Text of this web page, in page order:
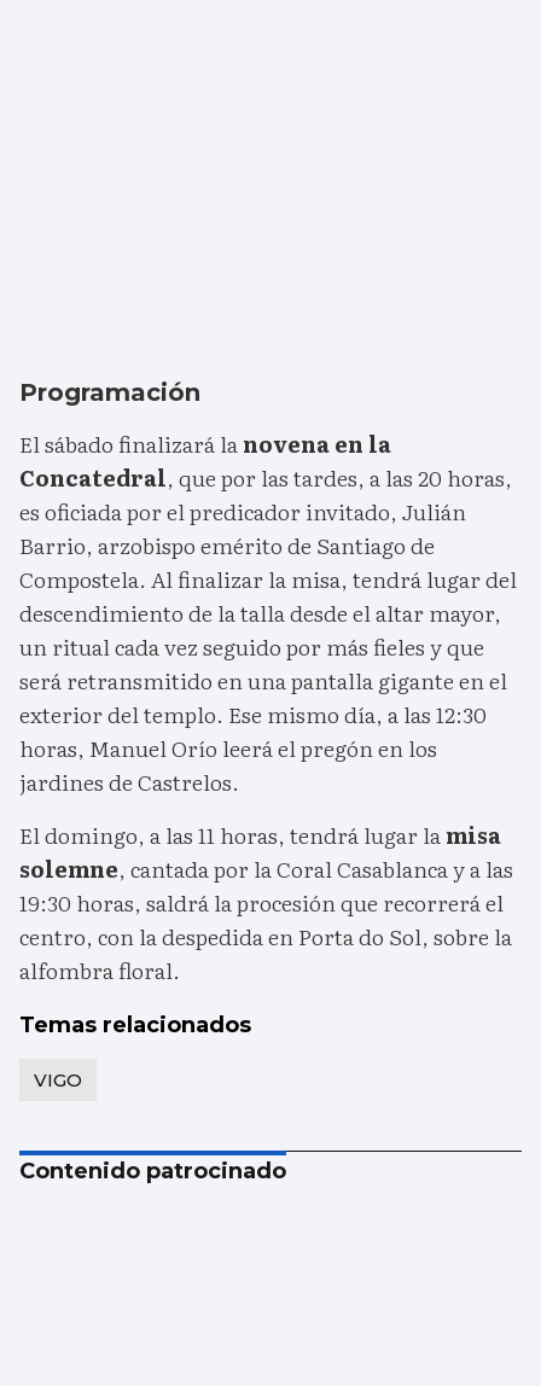
Programación
El sábado finalizará lanovena en la
Concatedral, que por las tardes, a las 20 horas,
es oficiada por el predicador invitado, Julián
Barrio, arzobispo emérito de Santiago de
Compostela. Al finalizar la misa, tendrá lugar del
descendimiento de la talla desde el altar mayor,
un ritual cada vez seguido por más fieles y que
será retransmitido en una pantalla gigante en el
exterior del templo. Ese mismo día, a las 12:30
horas, Manuel Orío leerá el pregón en los
jardines de Castrelos.
El domingo, a las 11 horas, tendrá lugar lamisa
solemne, cantada por la Coral Casablanca y a las
19:30 horas, saldrá la procesión que recorrerá el
centro, con la despedida en Porta do Sol, sobre la
alfombra floral.
Temas relacionados
VIGO
Contenido patrocinado